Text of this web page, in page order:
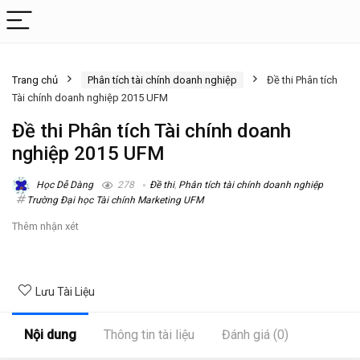
Trang chủ Phân tích tài chính doanh nghiệp
Đề thi Phân tích
Tài chính doanh nghiệp 2015 UFM
Đề thi Phân tích Tài chính doanh
nghiệp 2015 UFM
Học Dễ Dàng 278 Đề thi, Phân tích tài chính doanh nghiệp
Trường Đại học Tài chính Marketing UFM
Thêm nhận xét
Lưu Tài Liệu
Nội dung Thông tin tài liệu Đánh giá (0)